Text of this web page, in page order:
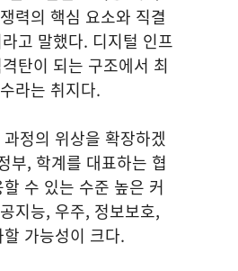
력의 핵심 요소와 직결
고 말했다. 디지털 인프
탄이 되는 구조에서 최
라는 취지다.
정의 위상을 확장하겠
부, 학계를 대표하는 협
수 있는 수준 높은 커
지능, 우주, 정보보호,
가능성이 크다.